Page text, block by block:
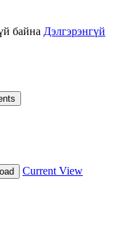
байна Дэлгэрэнгүй